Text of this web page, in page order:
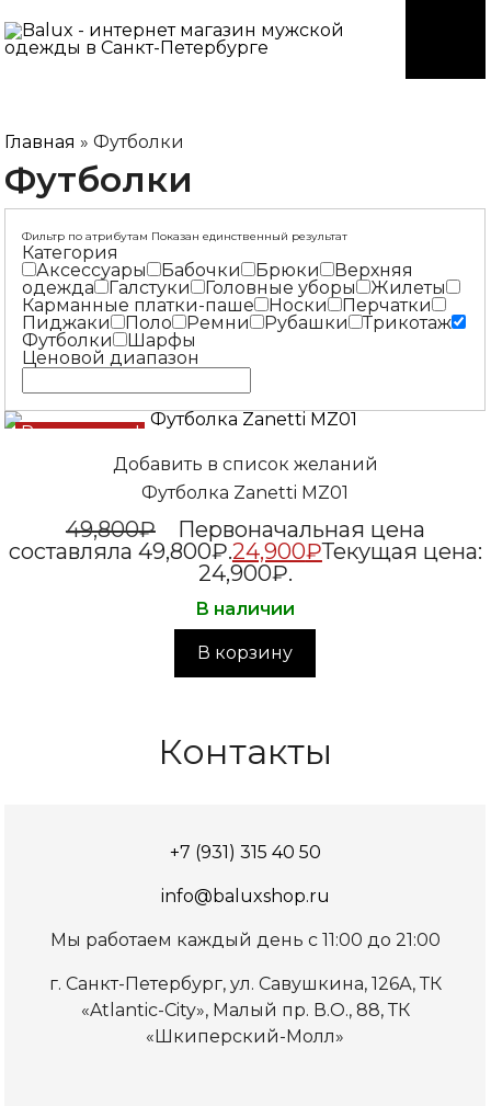
Главная »Футболки
Фильтр по атрибутам Показан единственный результат
Категория
Аксессуары
Бабочки Брюки
Верхняя
одежда
Галстуки Головные уборы
Жилеты
Карманные платки-паше
Носки
Перчатки
Пиджаки
Поло Ремни Рубашки
Трикотаж
Футболки
Шарфы
Ценовой диапазон
Футболки
Распродажа!
Добавить в список желаний
Футболка Zanetti MZ01
49,800₽
Первоначальная цена
составляла 49,800₽.24,900₽Текущая цена:
24,900₽.
В наличии
В корзину
Контакты
+7 (931) 315 40 50
info@baluxshop.ru
Мы работаем каждый день с 11:00 до 21:00
г. Санкт-Петербург, ул. Савушкина, 126А, ТК
«Atlantic-City», Малый пр. В.О., 88, ТК
«Шкиперский-Молл»